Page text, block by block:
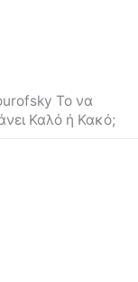
Το να
Καλό ή Κακό;